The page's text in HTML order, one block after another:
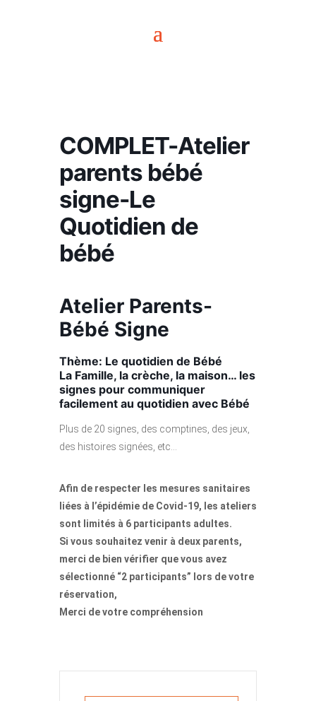
COMPLET-Atelier
parents bébé
signe-Le
Quotidien de
bébé
Atelier Parents-
Bébé Signe
Thème: Le quotidien de Bébé
La Famille, la crèche, la maison… les
signes pour communiquer
facilement au quotidien avec Bébé
Plus de 20 signes, des comptines, des jeux,
des histoires signées, etc…
Afin de respecter les mesures sanitaires
liées à l’épidémie de Covid-19, les ateliers
sont limités à 6 participants adultes.
Si vous souhaitez venir à deux parents,
merci de bien vérifier que vous avez
sélectionné “2 participants” lors de votre
réservation,
Merci de votre compréhension